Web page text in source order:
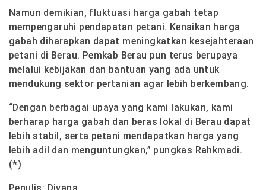
Namun demikian, fluktuasi harga gabah tetap
mempengaruhi pendapatan petani. Kenaikan harga
gabah diharapkan dapat meningkatkan kesejahteraan
petani di Berau. Pemkab Berau pun terus berupaya
melalui kebijakan dan bantuan yang ada untuk
mendukung sektor pertanian agar lebih berkembang.
“Dengan berbagai upaya yang kami lakukan, kami
berharap harga gabah dan beras lokal di Berau dapat
lebih stabil, serta petani mendapatkan harga yang
lebih adil dan menguntungkan,” pungkas Rahkmadi.
(*)